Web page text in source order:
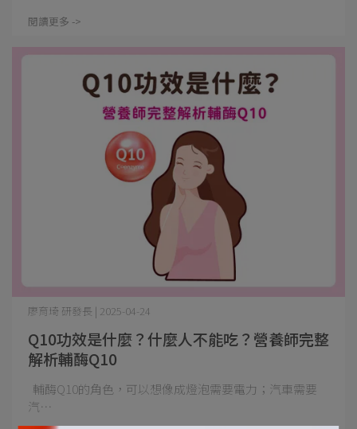
閱讀更多 ->
Q10功效是什麼？什麼人不能吃？營養師完整
解析輔酶Q10
廖育琦 研發長 | 2025-04-24
輔酶Q10的角色，可以想像成燈泡需要電力；汽車需要
汽⋯